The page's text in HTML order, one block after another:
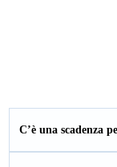
C’è una scadenza